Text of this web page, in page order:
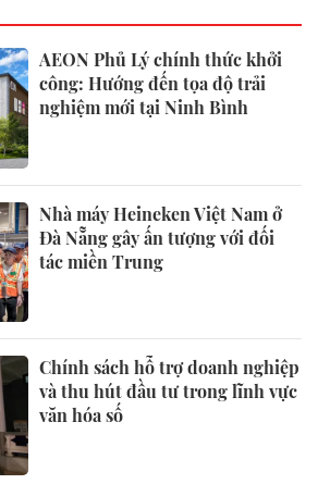
AEON Phủ Lý chính thức khởi
công: Hướng đến tọa độ trải
nghiệm mới tại Ninh Bình
Nhà máy Heineken Việt Nam ở
Đà Nẵng gây ấn tượng với đối
tác miền Trung
Chính sách hỗ trợ doanh nghiệp
và thu hút đầu tư trong lĩnh vực
văn hóa số